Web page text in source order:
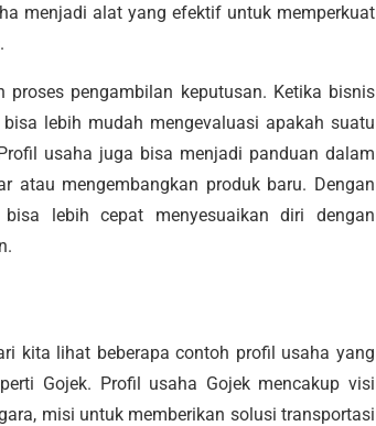
menjadi alat yang efektif untuk memperkuat
pengambilan keputusan. Ketika bisnis
lebih mudah mengevaluasi apakah suatu
usaha juga bisa menjadi panduan dalam
atau mengembangkan produk baru. Dengan
lebih cepat menyesuaikan diri dengan
kita lihat beberapa contoh profil usaha yang
Gojek. Profil usaha Gojek mencakup visi
misi untuk memberikan solusi transportasi